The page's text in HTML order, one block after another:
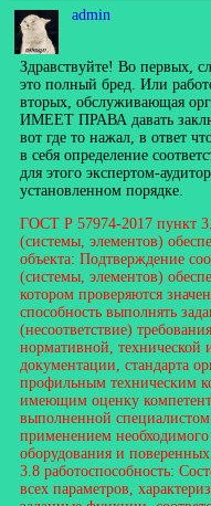
admin
Здравствуйте! Во первых,
это полный бред. Или
вторых, обслуживающая
ИМЕЕТ ПРАВА давать
вот где то нажал, в ответ
в себя определение
для этого экспертом-
установленном порядке.
ГОСТ Р 57974-2017 пункт
(системы, элементов)
объекта: Подтверждение
(системы, элементов)
котором проверяются
способность выполнять
(несоответствие)
нормативной, технической
документации, стандарта
профильным техническим
имеющим оценку
выполненной
применением необходимого
оборудования и поверенных
3.8 работоспособность:
всех параметров,